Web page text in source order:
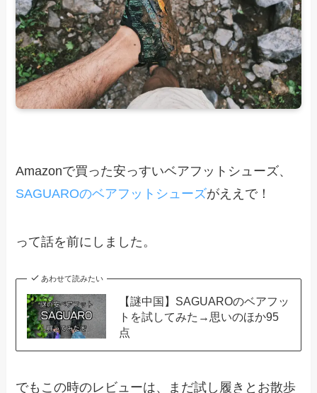
Amazonで買った安っすいベアフットシューズ、
SAGUAROのベアフットシューズがええで！
って話を前にしました。
あわせて読みたい
【謎中国】SAGUAROのベアフッ
トを試してみた→思いのほか95
点
でもこの時のレビューは、まだ試し履きとお散歩